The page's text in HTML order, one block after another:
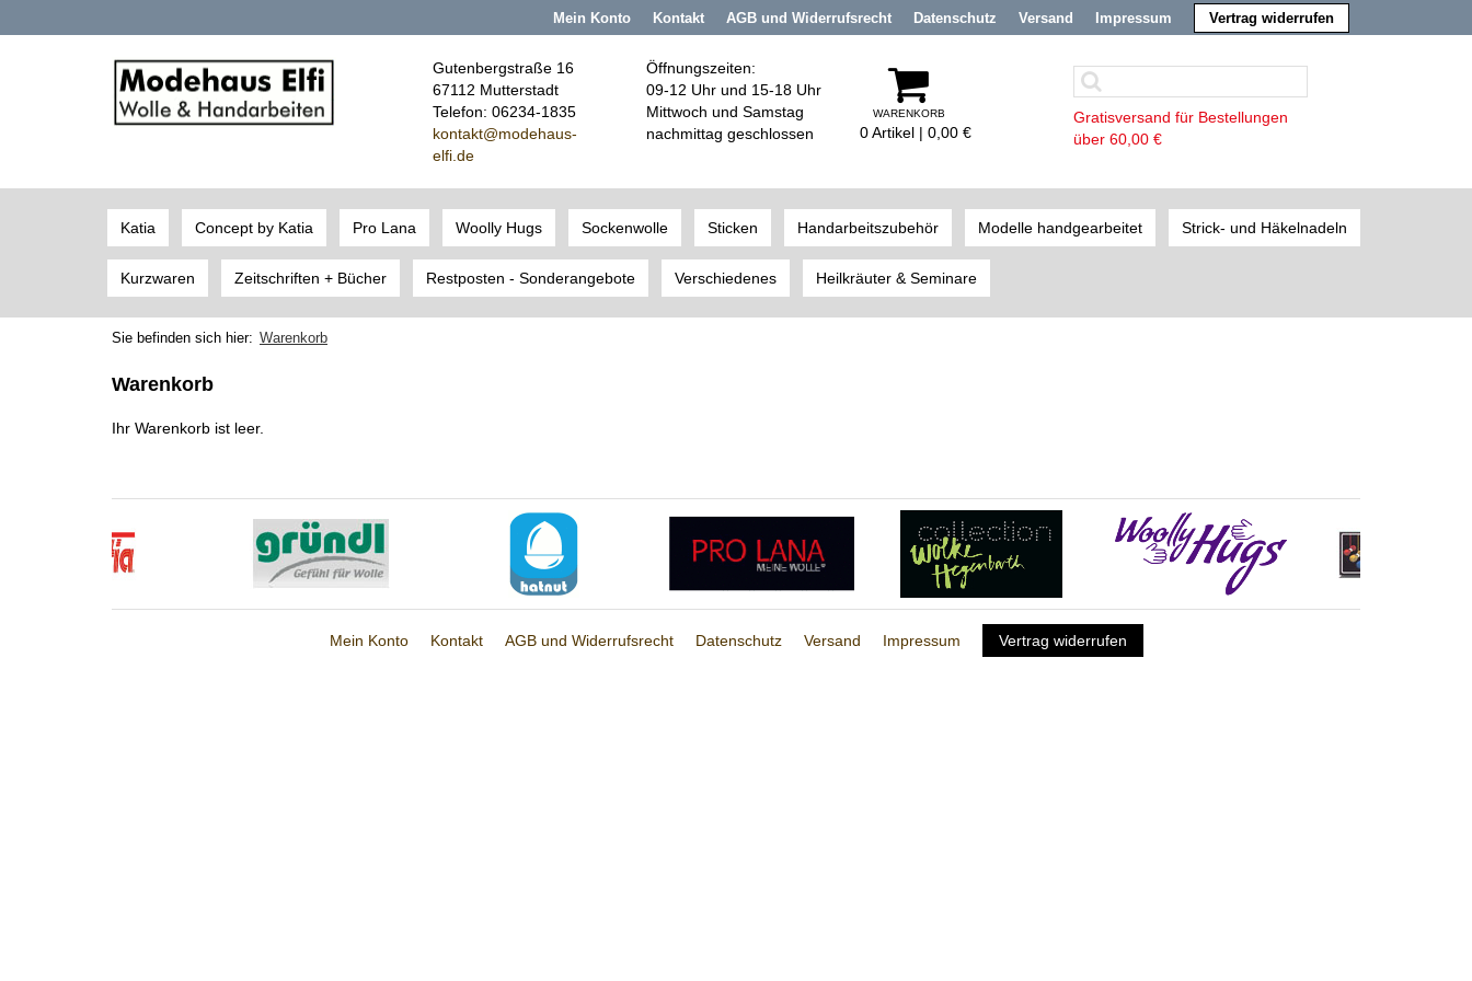
Mein Konto Kontakt AGB und Widerrufsrecht Datenschutz Versand Impressum Vertrag widerrufen
Gutenbergstraße 16
67112 Mutterstadt
Telefon: 06234-1835
kontakt@modehaus-
elfi.de
Öffnungszeiten:
09-12 Uhr und 15-18 Uhr
Mittwoch und Samstag
nachmittag geschlossen
WARENKORB
0 Artikel | 0,00 €
Gratisversand für Bestellungen
über 60,00 €
Katia Concept by Katia Pro Lana Woolly Hugs Sockenwolle Sticken Handarbeitszubehör Modelle handgearbeitet Strick- und Häkelnadeln
Kurzwaren Zeitschriften + Bücher Restposten - Sonderangebote Verschiedenes Heilkräuter & Seminare
Sie befinden sich hier: Warenkorb
Warenkorb
Ihr Warenkorb ist leer.
Mein Konto Kontakt AGB und Widerrufsrecht Datenschutz Versand Impressum Vertrag widerrufen